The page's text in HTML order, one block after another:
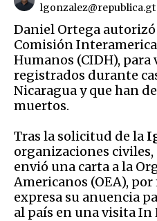
lgonzalez@republica.gt
Daniel Ortega
Comisión
Humanos (CIDH),
registrados durante
Nicaragua y que han
muertos.
Tras la solicitud de la
organizaciones
envió una carta a la
Americanos (OEA),
expresa su anuencia
al país en una visita In